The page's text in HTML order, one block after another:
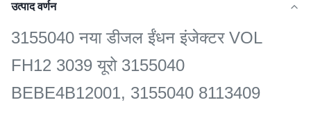
उत्पाद वर्णन
3155040 नया डीजल ईंधन इंजेक्टर VOL
FH12 3039 यूरो 3155040
BEBE4B12001, 3155040 8113409